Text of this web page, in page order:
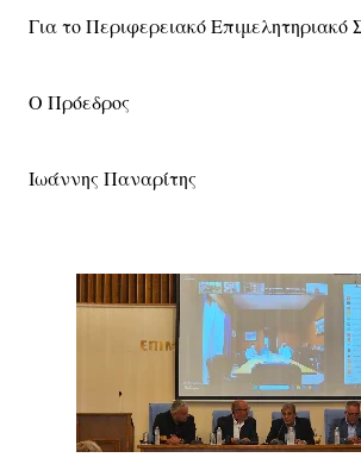
Για το Περιφερειακό Επιμελητηριακό
Ο Πρόεδρος
Ιωάννης Παναρίτης